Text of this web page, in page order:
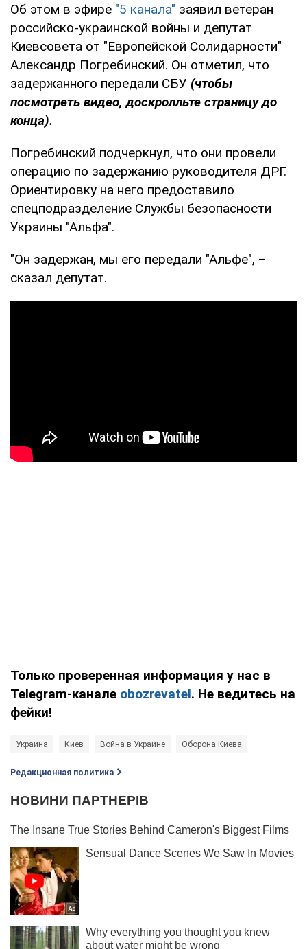
Об этом в эфире "5 канала" заявил ветеран
российско-украинской войны и депутат
Киевсовета от "Европейской Солидарности"
Александр Погребинский. Он отметил, что
задержанного передали СБУ (чтобы
посмотреть видео, доскролльте страницу до
конца).
Погребинский подчеркнул, что они провели
операцию по задержанию руководителя ДРГ.
Ориентировку на него предоставило
спецподразделение Службы безопасности
Украины "Альфа".
"Он задержан, мы его передали "Альфе", –
сказал депутат.
Только проверенная информация у нас в
Telegram-канале obozrevatel. Не ведитесь на
фейки!
Украина Киев Война в Украине Оборона Киева
Редакционная политика